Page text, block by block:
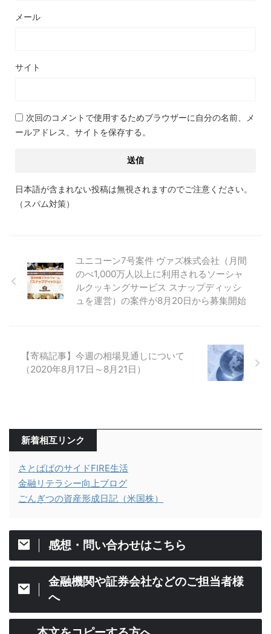
メール
サイト
次回のコメントで使用するためブラウザーに自分の名前、メ
ールアドレス、サイトを保存する。
日本語が含まれない投稿は無視されますのでご注意ください。
（スパム対策）
ユニコーン7号案件 ヴァズ株式会社（月間
のべ1,000万人以上に利用されるソーシャ
ルクッキングサービス スナップディッシ
ュを運営）の案件が8月20日から募集開始
【寄稿記事】今週の相場見通しについて
（2020年8月17日～8月21日）
新着相互リンク
さとぱぱのサイドFIRE生活
金融リテラシー向上ブログ
ごんぎつの資産形成日記（米国株）
感想・問い合わせはこちら
金融機関や証券会社などのご担当者様
へ